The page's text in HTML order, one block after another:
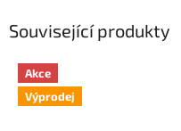
Související produkty
Akce
Výprodej